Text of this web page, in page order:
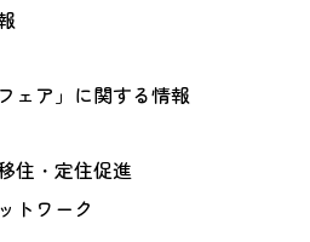
ェア」に関する情報
住・定住促進
トワーク